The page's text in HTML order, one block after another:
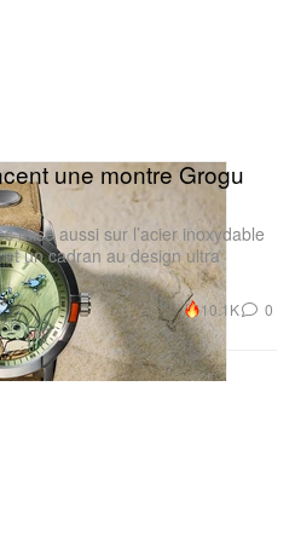
Isaiah Rashad
longtemps pour la
en tout dernier,
une montre Grogu
mise aussi sur l’acier inoxydable
un cadran au design ultra
10.1K 0